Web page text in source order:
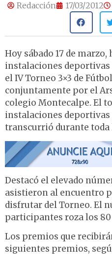
Redacción 17/03/2012
Hoy sábado 17 de
instalaciones
el IV Torneo 3×3 de
conjuntamente por el
colegio Montecalpe. El
instalaciones deportivas
transcurrió durante toda
Destacó el elevado
asistieron al encuentro
disfrutar del Torneo. El
participantes roza los
Los premios que
siguientes premios,